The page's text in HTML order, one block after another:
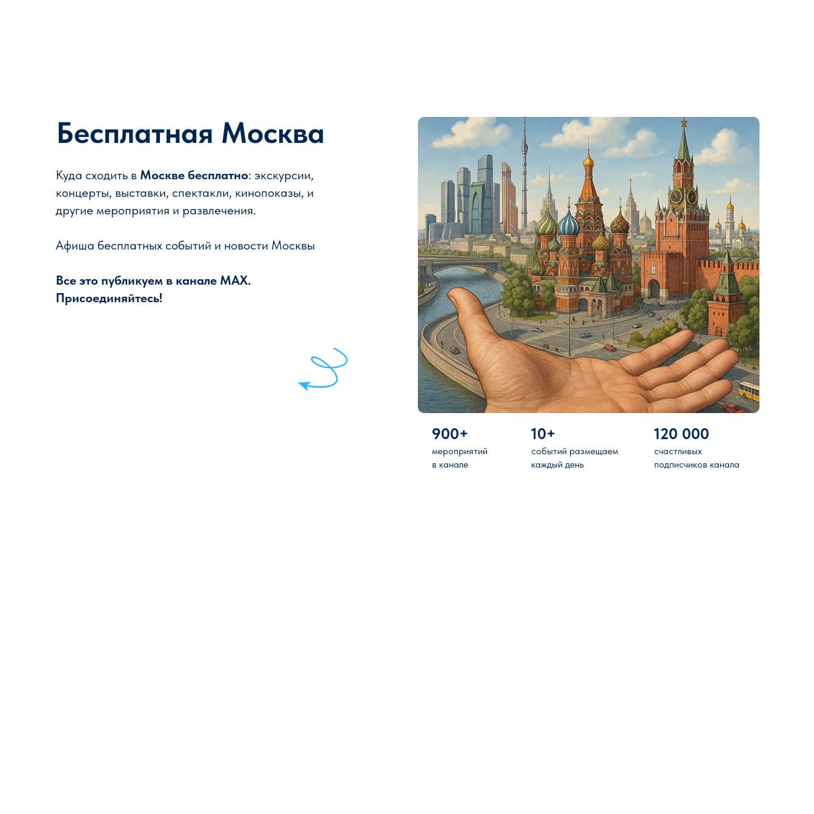
Бесплатная Москва
Куда сходить в Москве бесплатно: экскурсии,
концерты, выставки, спектакли, кинопоказы, и
другие мероприятия и развлечения.
Афиша бесплатных событий и новости Москвы
Все это публикуем в канале MAX.
Присоединяйтесь!
мероприятий
в канале
900+
событий размещаем
каждый день
10+
счастливых
подписчиков канала
120 000